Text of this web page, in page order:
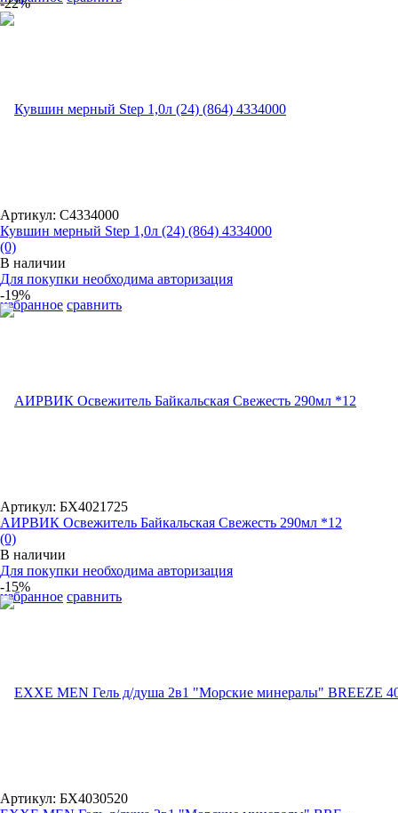
-22%
избранное сравнить
Артикул: С4334000
Кувшин мерный Step 1,0л (24) (864) 4334000
(0)
В наличии
Для покупки необходима авторизация
-19%
избранное сравнить
Артикул: БХ4021725
АИРВИК Освежитель Байкальская Свежесть 290мл *12
(0)
В наличии
Для покупки необходима авторизация
-15%
Артикул: БХ4030520